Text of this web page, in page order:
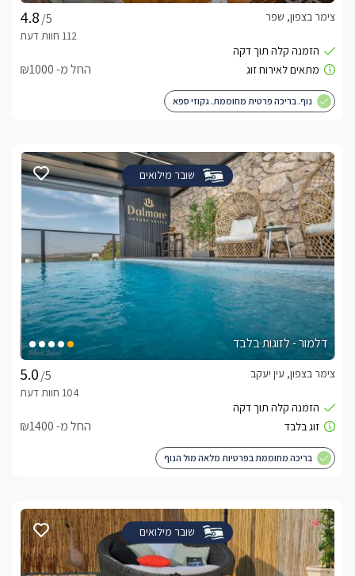
/5 צימר בצפון, שפר
החל מ- ₪1000
נוף. בריכה פרטית מחוממת. גקוזי ספא
שובר מילואים
דלמור - לזוגות בלבד
/5
צימר בצפון, עין יעקב
החל מ- ₪1400
בריכה מחוממת בפרטיות מלאה מול הנוף
שובר מילואים